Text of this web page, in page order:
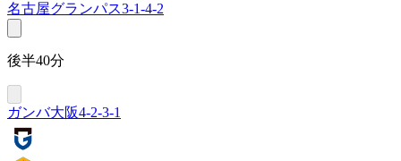
名古屋グランパス3-1-4-2
後半40分
ガンバ大阪4-2-3-1